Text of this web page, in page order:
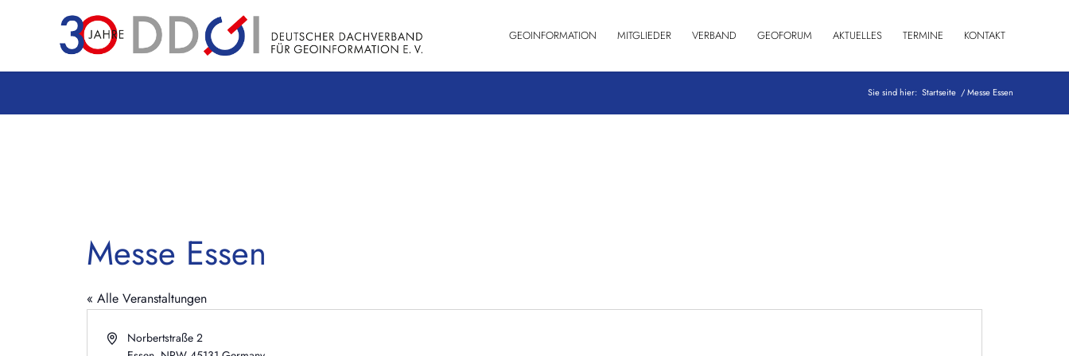
GEOINFORMATION MITGLIEDER VERBAND GEOFORUM AKTUELLES TERMINE KONTAKT
Sie sind hier: Startseite /Messe Essen
Messe Essen
« Alle Veranstaltungen
AdresseNorbertstraße 2